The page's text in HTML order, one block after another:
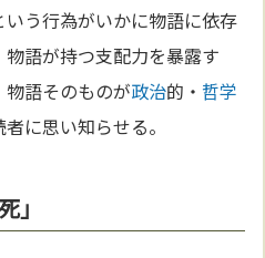
う行為がいかに物語に依存
語が持つ支配力を暴露す
語そのものが政治的・ 哲学
に思い知らせる。
」